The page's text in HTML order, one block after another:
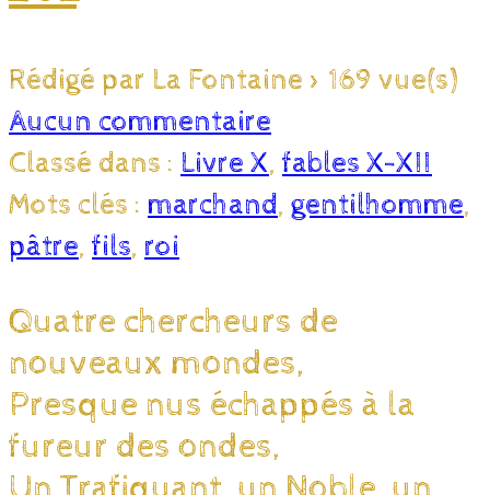
Rédigé par La Fontaine > 169 vue(s)
Aucun commentaire
Classé dans : Livre X, fables X-XII
Mots clés : marchand, gentilhomme,
pâtre, fils, roi
Quatre chercheurs de
nouveaux mondes,
Presque nus échappés à la
fureur des ondes,